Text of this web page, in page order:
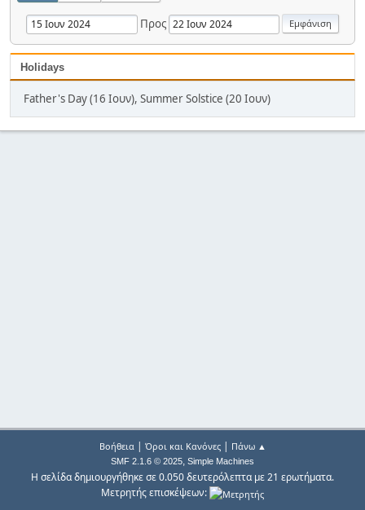
Προς
Holidays
Father's Day (16 Ιουν), Summer Solstice (20 Ιουν)
Βοήθεια| Όροι και Κανόνες| Πάνω ▲
SMF 2.1.6 © 2025, Simple Machines
Η σελίδα δημιουργήθηκε σε 0.050 δευτερόλεπτα με 21 ερωτήματα.
Μετρητής επισκέψεων: